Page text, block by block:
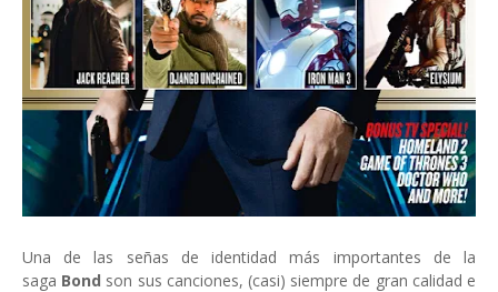
Una de las señas de identidad más importantes de la
saga Bond son sus canciones, (casi) siempre de gran calidad e